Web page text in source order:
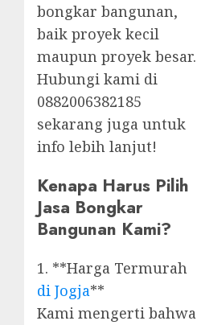
bongkar bangunan,
baik proyek kecil
maupun proyek besar.
Hubungi kami di
0882006382185
sekarang juga untuk
info lebih lanjut!
Kenapa Harus Pilih
Jasa Bongkar
Bangunan Kami?
1. **Harga Termurah
di Jogja**
Kami mengerti bahwa